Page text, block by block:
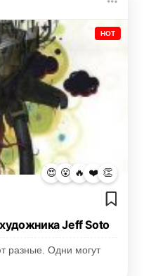
HOT
😍 😮 🔥 ❤️ 👏
Jeff Soto
разные. Одни могут